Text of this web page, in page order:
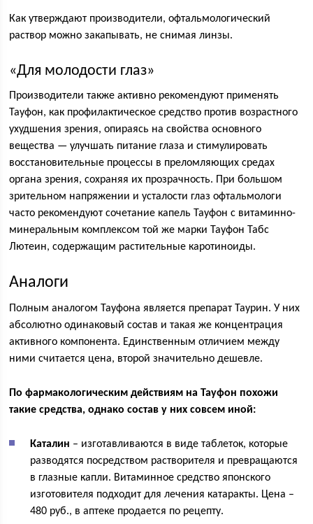
Как утверждают производители, офтальмологический
раствор можно закапывать, не снимая линзы.
«Для молодости глаз»
Производители также активно рекомендуют применять
Тауфон, как профилактическое средство против возрастного
ухудшения зрения, опираясь на свойства основного
вещества — улучшать питание глаза и стимулировать
восстановительные процессы в преломляющих средах
органа зрения, сохраняя их прозрачность. При большом
зрительном напряжении и усталости глаз офтальмологи
часто рекомендуют сочетание капель Тауфон с витаминно-
минеральным комплексом той же марки Тауфон Табс
Лютеин, содержащим растительные каротиноиды.
Аналоги
Полным аналогом Тауфона является препарат Таурин. У них
абсолютно одинаковый состав и такая же концентрация
активного компонента. Единственным отличием между
ними считается цена, второй значительно дешевле.
По фармакологическим действиям на Тауфон похожи
такие средства, однако состав у них совсем иной:
Каталин – изготавливаются в виде таблеток, которые
разводятся посредством растворителя и превращаются
в глазные капли. Витаминное средство японского
изготовителя подходит для лечения катаракты. Цена –
480 руб., в аптеке продается по рецепту.